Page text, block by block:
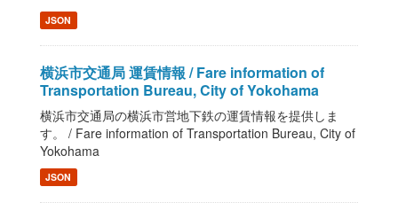
JSON
横浜市交通局 運賃情報 / Fare information of
Transportation Bureau, City of Yokohama
横浜市交通局の横浜市営地下鉄の運賃情報を提供しま
す。 / Fare information of Transportation Bureau, City of
Yokohama
JSON